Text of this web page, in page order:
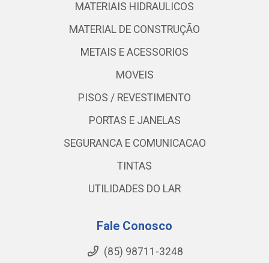
MATERIAIS HIDRAULICOS
MATERIAL DE CONSTRUÇÃO
METAIS E ACESSORIOS
MOVEIS
PISOS / REVESTIMENTO
PORTAS E JANELAS
SEGURANCA E COMUNICACAO
TINTAS
UTILIDADES DO LAR
Fale Conosco
(85) 98711-3248